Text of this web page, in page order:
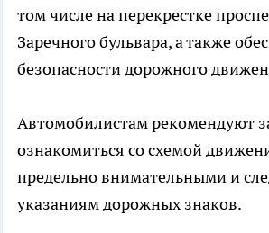
том числе на перекрестке
Заречного бульвара, а также
безопасности дорожного
Автомобилистам рекомендуют
ознакомиться со схемой
предельно внимательными и
указаниям дорожных знаков.